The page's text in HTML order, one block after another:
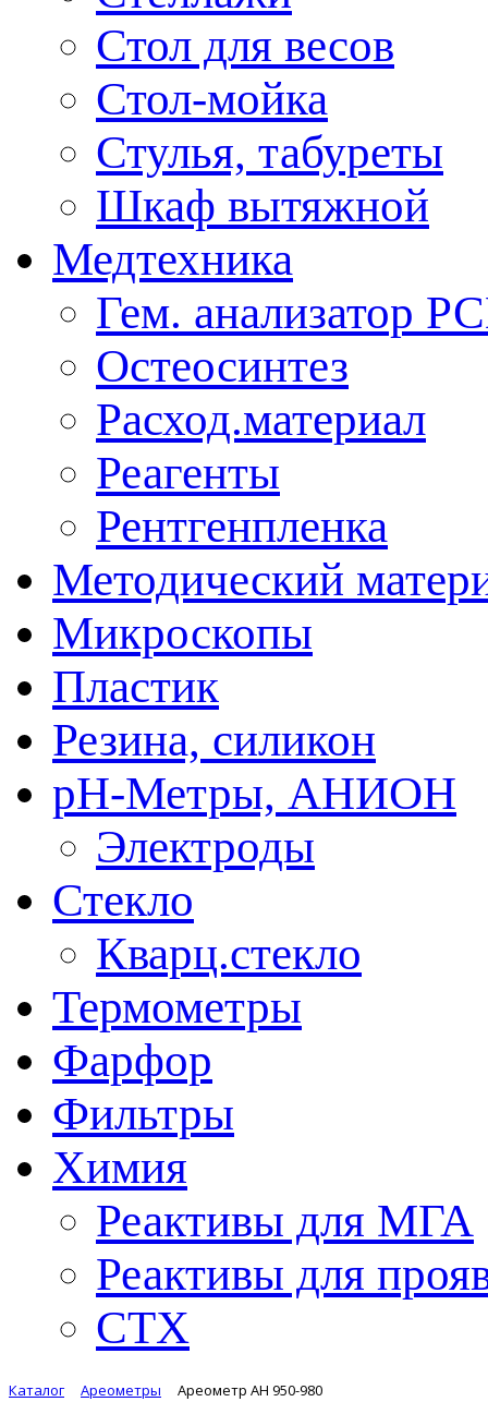
Стол для весов
Стол-мойка
Стулья, табуреты
Шкаф вытяжной
Медтехника
Гем. анализатор
Остеосинтез
Расход.материал
Реагенты
Рентгенпленка
Методический
Микроскопы
Пластик
Резина, силикон
рН-Метры, АНИОН
Электроды
Стекло
Кварц.стекло
Термометры
Фарфор
Фильтры
Химия
Реактивы для МГА
Реактивы для
СТХ
Каталог Ареометры Ареометр АН 950-980